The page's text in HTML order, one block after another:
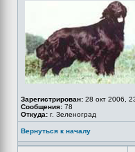
Зарегистрирован: 28 окт 2006,
Сообщения: 78
Откуда: г. Зеленоград
Вернуться к началу